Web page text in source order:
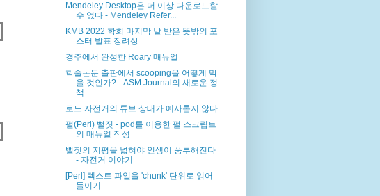
Mendeley Desktop은 더 이상 다운로드할
수 없다 - Mendeley Refer...
KMB 2022 학회 마지막 날 받은 뜻밖의 포
스터 발표 장려상
경주에서 완성한 Roary 매뉴얼
학술논문 출판에서 scooping을 어떻게 막
을 것인가? - ASM Journal의 새로운 정
책
로드 자전거의 튜브 상태가 예사롭지 않다
펄(Perl) 뻘짓 - pod를 이용한 펄 스크립트
의 매뉴얼 작성
뻘짓의 지평을 넓혀야 인생이 풍부해진다
- 자전거 이야기
[Perl] 텍스트 파일을 'chunk' 단위로 읽어
들이기